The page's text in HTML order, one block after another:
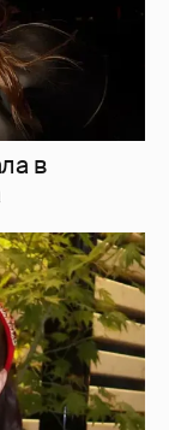
Большого
фото с